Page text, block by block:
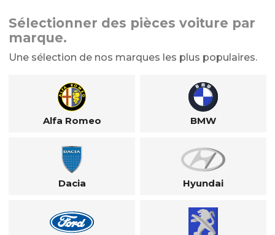
Sélectionner des pièces voiture par
marque.
Une sélection de nos marques les plus populaires.
Alfa Romeo BMW
Dacia Hyundai